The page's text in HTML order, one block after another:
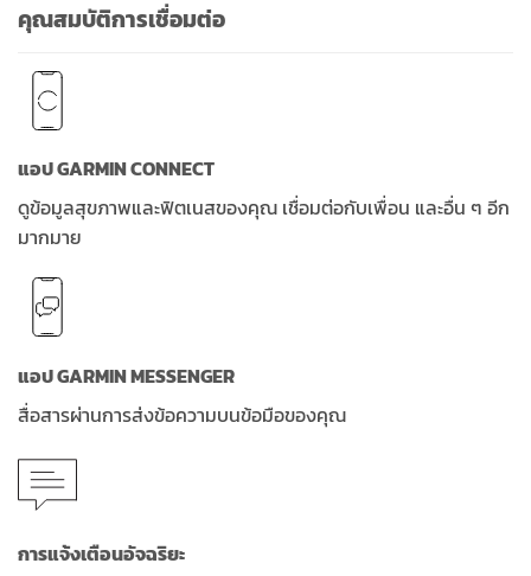
คุณสมบัติการเชื่อมต่อ
แอป GARMIN CONNECT
ดูข้อมูลสุขภาพและฟิตเนสของคุณ เชื่อมต่อกับเพื่อน และอื่น ๆ อีก
มากมาย
แอป GARMIN MESSENGER
สื่อสารผ่านการส่งข้อความบนข้อมือของคุณ
การแจ้งเตือนอัจฉริยะ